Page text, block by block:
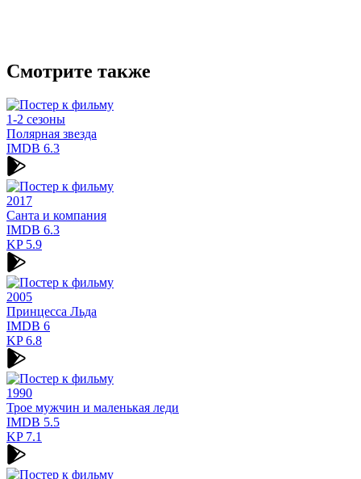
Смотрите также
1-2 сезоны
Полярная звезда
IMDB 6.3
2017
Санта и компания
IMDB 6.3
KP5.9
2005
Принцесса Льда
IMDB 6
KP6.8
1990
Трое мужчин и маленькая леди
IMDB 5.5
KP7.1